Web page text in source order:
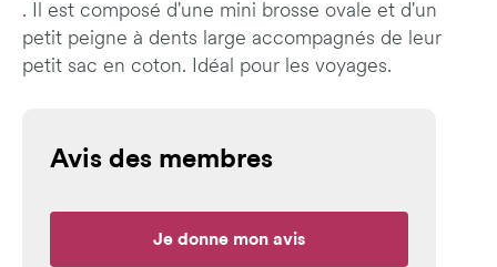
. Il est composé d'une mini brosse ovale et d'un
petit peigne à dents large accompagnés de leur
petit sac en coton. Idéal pour les voyages.
Avis des membres
Je donne mon avis